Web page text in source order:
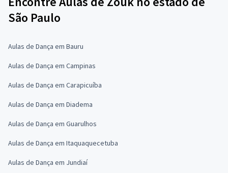
São Paulo
Aulas de Dança em Bauru
Aulas de Dança em Campinas
Aulas de Dança em Carapicuíba
Aulas de Dança em Diadema
Aulas de Dança em Guarulhos
Aulas de Dança em Itaquaquecetuba
Aulas de Dança em Jundiaí